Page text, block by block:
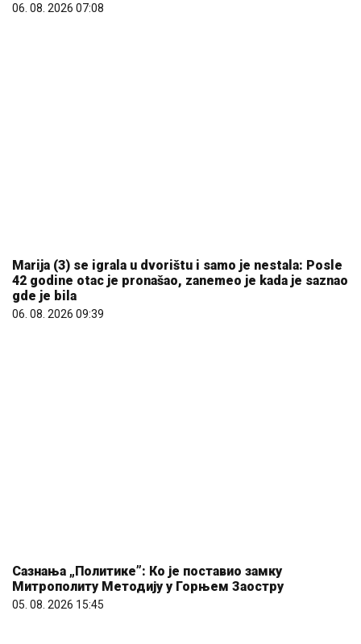
06. 08. 2026 07:08
Marija (3) se igrala u dvorištu i samo je nestala: Posle
42 godine otac je pronašao, zanemeo je kada je saznao
gde je bila
06. 08. 2026 09:39
Сазнања „Политике”: Ко је поставио замку
Митрополиту Методију у Горњем Заостру
05. 08. 2026 15:45